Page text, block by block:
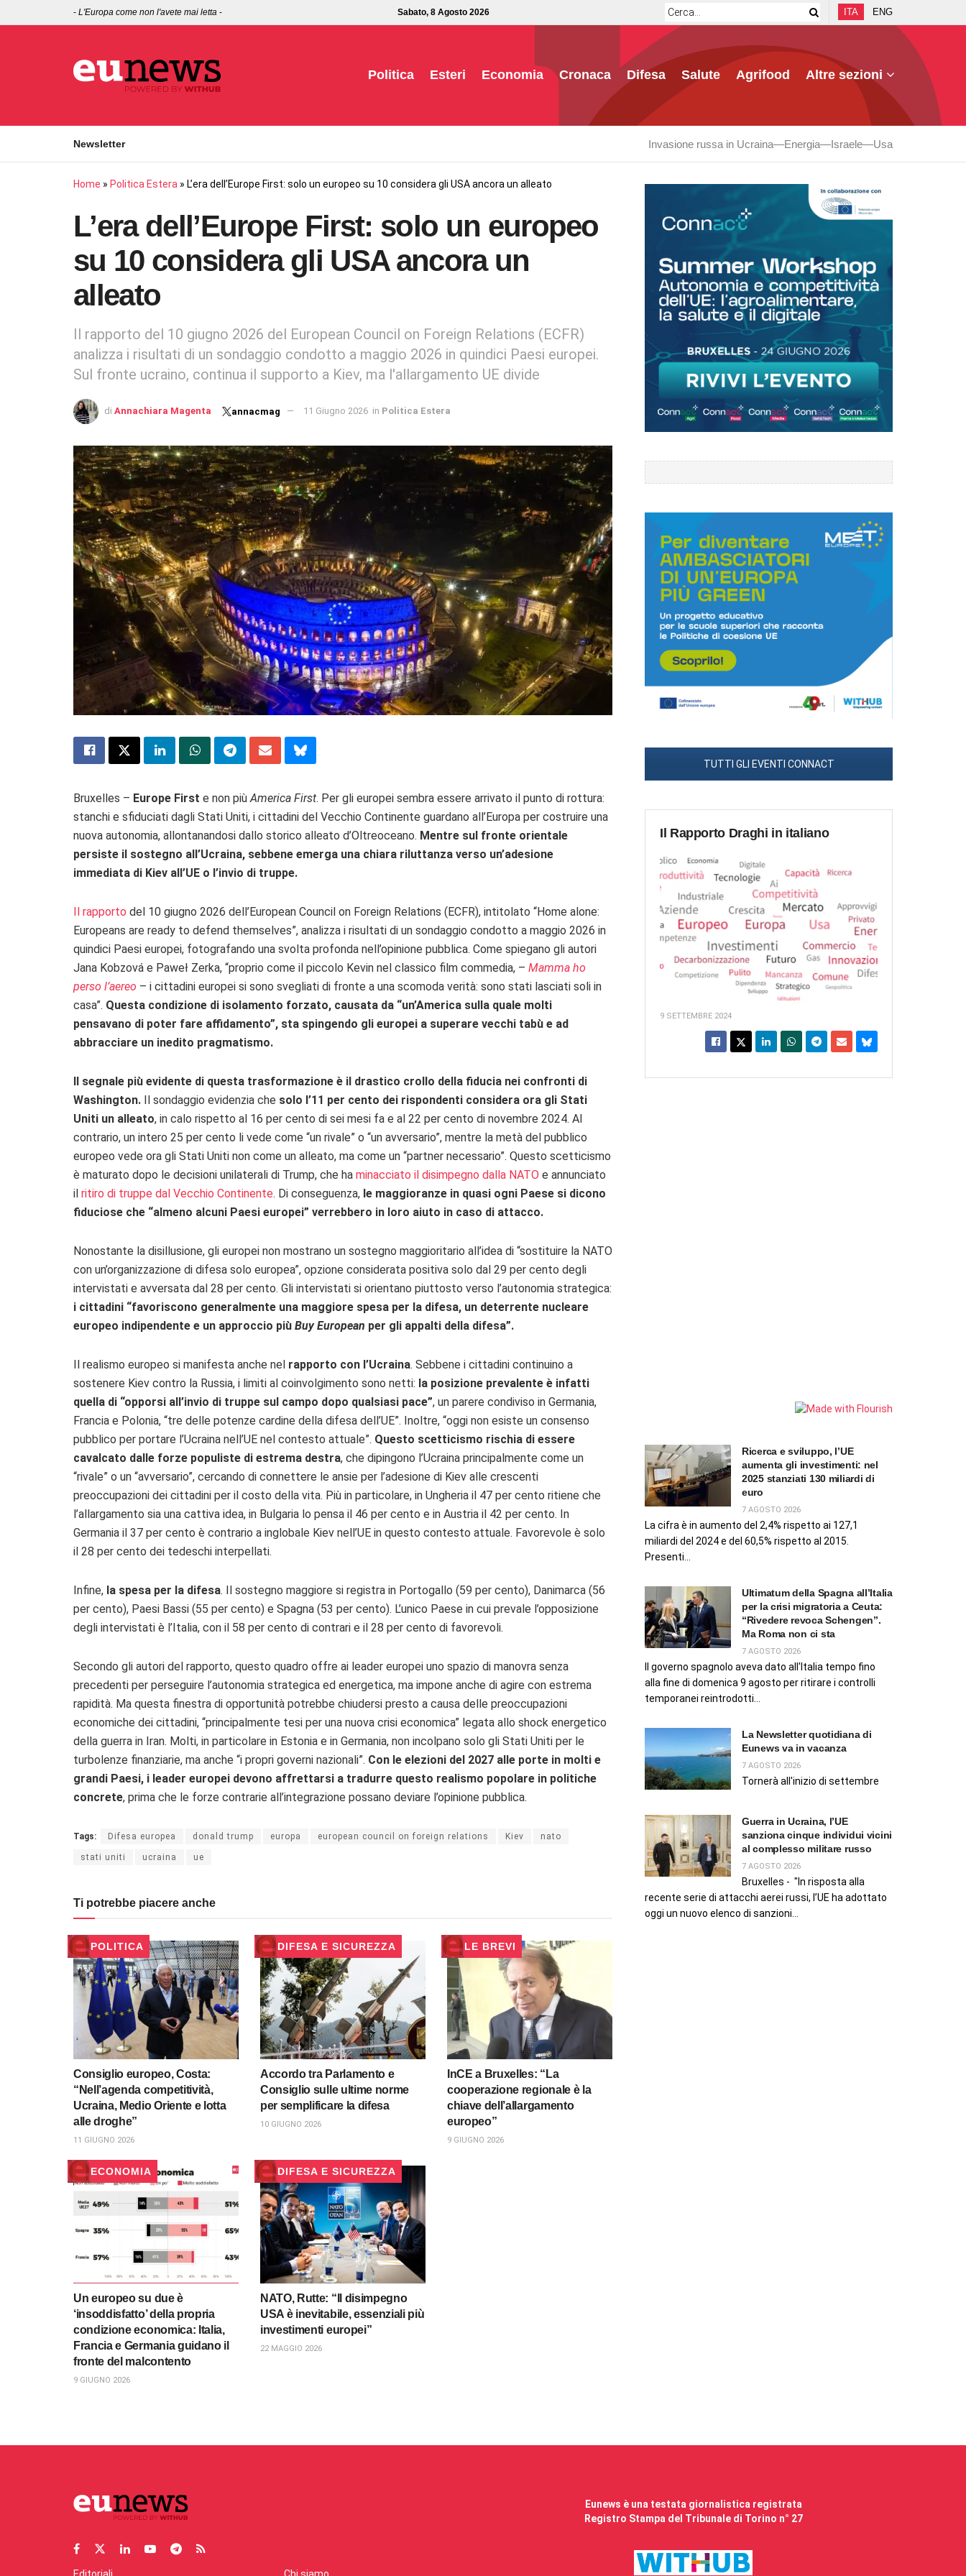
- L'Europa come non l'avete mai letta - Sabato, 8 Agosto 2026 ITA ENG
Politica Esteri Economia Cronaca Difesa Salute Agrifood Altre sezioni
Newsletter Invasione russa in Ucraina Energia Israele Usa
Home » Politica Estera » L’era dell’Europe First: solo un europeo su 10 considera gli USA ancora un alleato
L’era dell’Europe First: solo un europeo
su 10 considera gli USA ancora un
alleato
Il rapporto del 10 giugno 2026 del European Council on Foreign Relations (ECFR)
analizza i risultati di un sondaggio condotto a maggio 2026 in quindici Paesi europei.
Sul fronte ucraino, continua il supporto a Kiev, ma l'allargamento UE divide
di Annachiara Magenta annacmag 11 Giugno 2026 in Politica Estera
Bruxelles – Europe First e non piùAmerica First. Per gli europei sembra essere arrivato il punto di rottura:
stanchi e sfiduciati dagli Stati Uniti, i cittadini del Vecchio Continente guardano all’Europa per costruire una
nuova autonomia, allontanandosi dallo storico alleato d’Oltreoceano. Mentre sul fronte orientale
persiste il sostegno all’Ucraina, sebbene emerga una chiara riluttanza verso un’adesione
immediata di Kiev all’UE o l’invio di truppe.
Il rapporto del 10 giugno 2026 dell’European Council on Foreign Relations (ECFR), intitolato “Home alone:
Europeans are ready to defend themselves”, analizza i risultati di un sondaggio condotto a maggio 2026 in
quindici Paesi europei, fotografando una svolta profonda nell’opinione pubblica. Come spiegano gli autori
Jana Kobzová e Paweł Zerka, “proprio come il piccolo Kevin nel classico film commedia, – Mamma ho
perso l’aereo – i cittadini europei si sono svegliati di fronte a una scomoda verità: sono stati lasciati soli in
casa”. Questa condizione di isolamento forzato, causata da “un’America sulla quale molti
pensavano di poter fare affidamento”, sta spingendo gli europei a superare vecchi tabù e ad
abbracciare un inedito pragmatismo.
Il segnale più evidente di questa trasformazione è il drastico crollo della fiducia nei confronti di
Washington. Il sondaggio evidenzia che solo l’11 per cento dei rispondenti considera ora gli Stati
Uniti un alleato, in calo rispetto al 16 per cento di sei mesi fa e al 22 per cento di novembre 2024. Al
contrario, un intero 25 per cento li vede come “un rivale” o “un avversario”, mentre la metà del pubblico
europeo vede ora gli Stati Uniti non come un alleato, ma come un “partner necessario”. Questo scetticismo
è maturato dopo le decisioni unilaterali di Trump, che ha minacciato il disimpegno dalla NATO e annunciato
il ritiro di truppe dal Vecchio Continente. Di conseguenza, le maggioranze in quasi ogni Paese si dicono
fiduciose che “almeno alcuni Paesi europei” verrebbero in loro aiuto in caso di attacco.
Nonostante la disillusione, gli europei non mostrano un sostegno maggioritario all’idea di “sostituire la NATO
con un’organizzazione di difesa solo europea”, opzione considerata positiva solo dal 29 per cento degli
intervistati e avversata dal 28 per cento. Gli intervistati si orientano piuttosto verso l’autonomia strategica:
i cittadini “favoriscono generalmente una maggiore spesa per la difesa, un deterrente nucleare
europeo indipendente e un approccio più Buy European per gli appalti della difesa”.
Il realismo europeo si manifesta anche nel rapporto con l’Ucraina. Sebbene i cittadini continuino a
sostenere Kiev contro la Russia, i limiti al coinvolgimento sono netti: la posizione prevalente è infatti
quella di “opporsi all’invio di truppe sul campo dopo qualsiasi pace”, un parere condiviso in Germania,
Francia e Polonia, “tre delle potenze cardine della difesa dell’UE”. Inoltre, “oggi non esiste un consenso
pubblico per portare l’Ucraina nell’UE nel contesto attuale”. Questo scetticismo rischia di essere
cavalcato dalle forze populiste di estrema destra, che dipingono l’Ucraina principalmente come un
“rivale” o un “avversario”, cercando di connettere le ansie per l’adesione di Kiev alle crescenti
preoccupazioni dei cittadini per il costo della vita. Più in particolare, in Ungheria il 47 per cento ritiene che
l’allargamento sia una cattiva idea, in Bulgaria lo pensa il 46 per cento e in Austria il 42 per cento. In
Germania il 37 per cento è contrario a inglobale Kiev nell’UE in questo contesto attuale. Favorevole è solo
il 28 per cento dei tedeschi interpellati.
Infine, la spesa per la difesa. Il sostegno maggiore si registra in Portogallo (59 per cento), Danimarca (56
per cento), Paesi Bassi (55 per cento) e Spagna (53 per cento). L’unico Paese in cui prevale l’opposizione
degli intervistati è l’Italia, con il 58 per cento di contrari e il 28 per cento di favorevoli.
Secondo gli autori del rapporto, questo quadro offre ai leader europei uno spazio di manovra senza
precedenti per perseguire l’autonomia strategica ed energetica, ma impone anche di agire con estrema
rapidità. Ma questa finestra di opportunità potrebbe chiudersi presto a causa delle preoccupazioni
economiche dei cittadini, “principalmente tesi per una nuova crisi economica” legata allo shock energetico
della guerra in Iran. Molti, in particolare in Estonia e in Germania, non incolpano solo gli Stati Uniti per le
turbolenze finanziarie, ma anche “i propri governi nazionali”. Con le elezioni del 2027 alle porte in molti e
grandi Paesi, i leader europei devono affrettarsi a tradurre questo realismo popolare in politiche
concrete, prima che le forze contrarie all’integrazione possano deviare l’opinione pubblica.
Tags: Difesa europea donald trump europa european council on foreign relations Kiev nato
stati uniti ucraina ue
Ti potrebbe piacere anche
POLITICA
Consiglio europeo, Costa:
“Nell’agenda competitività,
Ucraina, Medio Oriente e lotta
alle droghe”
11 GIUGNO 2026
DIFESA E SICUREZZA
Accordo tra Parlamento e
Consiglio sulle ultime norme
per semplificare la difesa
10 GIUGNO 2026
LE BREVI
InCE a Bruxelles: “La
cooperazione regionale è la
chiave dell’allargamento
europeo”
9 GIUGNO 2026
ECONOMIA
Un europeo su due è
‘insoddisfatto’ della propria
condizione economica: Italia,
Francia e Germania guidano il
fronte del malcontento
9 GIUGNO 2026
DIFESA E SICUREZZA
NATO, Rutte: “Il disimpegno
USA è inevitabile, essenziali più
investimenti europei”
22 MAGGIO 2026
TUTTI GLI EVENTI CONNACT
Il Rapporto Draghi in italiano
9 SETTEMBRE 2024
Ricerca e sviluppo, l’UE
aumenta gli investimenti: nel
2025 stanziati 130 miliardi di
euro
7 AGOSTO 2026
La cifra è in aumento del 2,4% rispetto ai 127,1
miliardi del 2024 e del 60,5% rispetto al 2015.
Presenti...
Ultimatum della Spagna all’Italia
per la crisi migratoria a Ceuta:
“Rivedere revoca Schengen”.
Ma Roma non ci sta
7 AGOSTO 2026
Il governo spagnolo aveva dato all'Italia tempo fino
alla fine di domenica 9 agosto per ritirare i controlli
temporanei reintrodotti...
La Newsletter quotidiana di
Eunews va in vacanza
7 AGOSTO 2026
Tornerà all'inizio di settembre
Guerra in Ucraina, l’UE
sanziona cinque individui vicini
al complesso militare russo
7 AGOSTO 2026
Bruxelles - "In risposta alla
recente serie di attacchi aerei russi, l’UE ha adottato
oggi un nuovo elenco di sanzioni...
Eunews è una testata giornalistica registrata
Registro Stampa del Tribunale di Torino n° 27